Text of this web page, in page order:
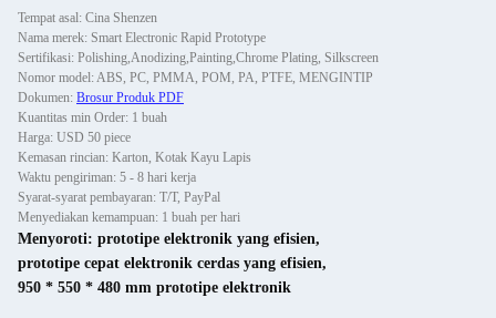
Tempat asal: Cina Shenzen
Nama merek: Smart Electronic Rapid Prototype
Sertifikasi: Polishing,Anodizing,Painting,Chrome Plating, Silkscreen
Nomor model: ABS, PC, PMMA, POM, PA, PTFE, MENGINTIP
Dokumen: Brosur Produk PDF
Kuantitas min Order: 1 buah
Harga: USD 50 piece
Kemasan rincian: Karton, Kotak Kayu Lapis
Waktu pengiriman: 5 - 8 hari kerja
Syarat-syarat pembayaran: T/T, PayPal
Menyediakan kemampuan: 1 buah per hari
Menyoroti: prototipe elektronik yang efisien,
prototipe cepat elektronik cerdas yang efisien,
950 * 550 * 480 mm prototipe elektronik